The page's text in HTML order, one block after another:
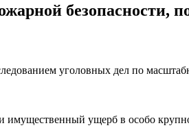
безопасности,
уголовных дел по
имущественный ущерб в особо